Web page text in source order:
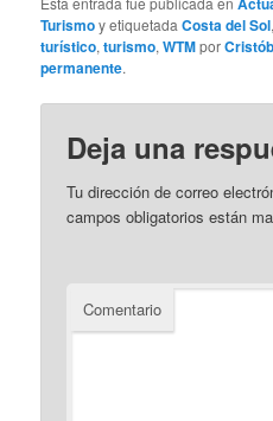
Turismoy etiquetadaCosta del Sol
turístico,turismo,WTMpor
permanente.
Deja una
Tu dirección de correo
campos obligatorios están
Comentario